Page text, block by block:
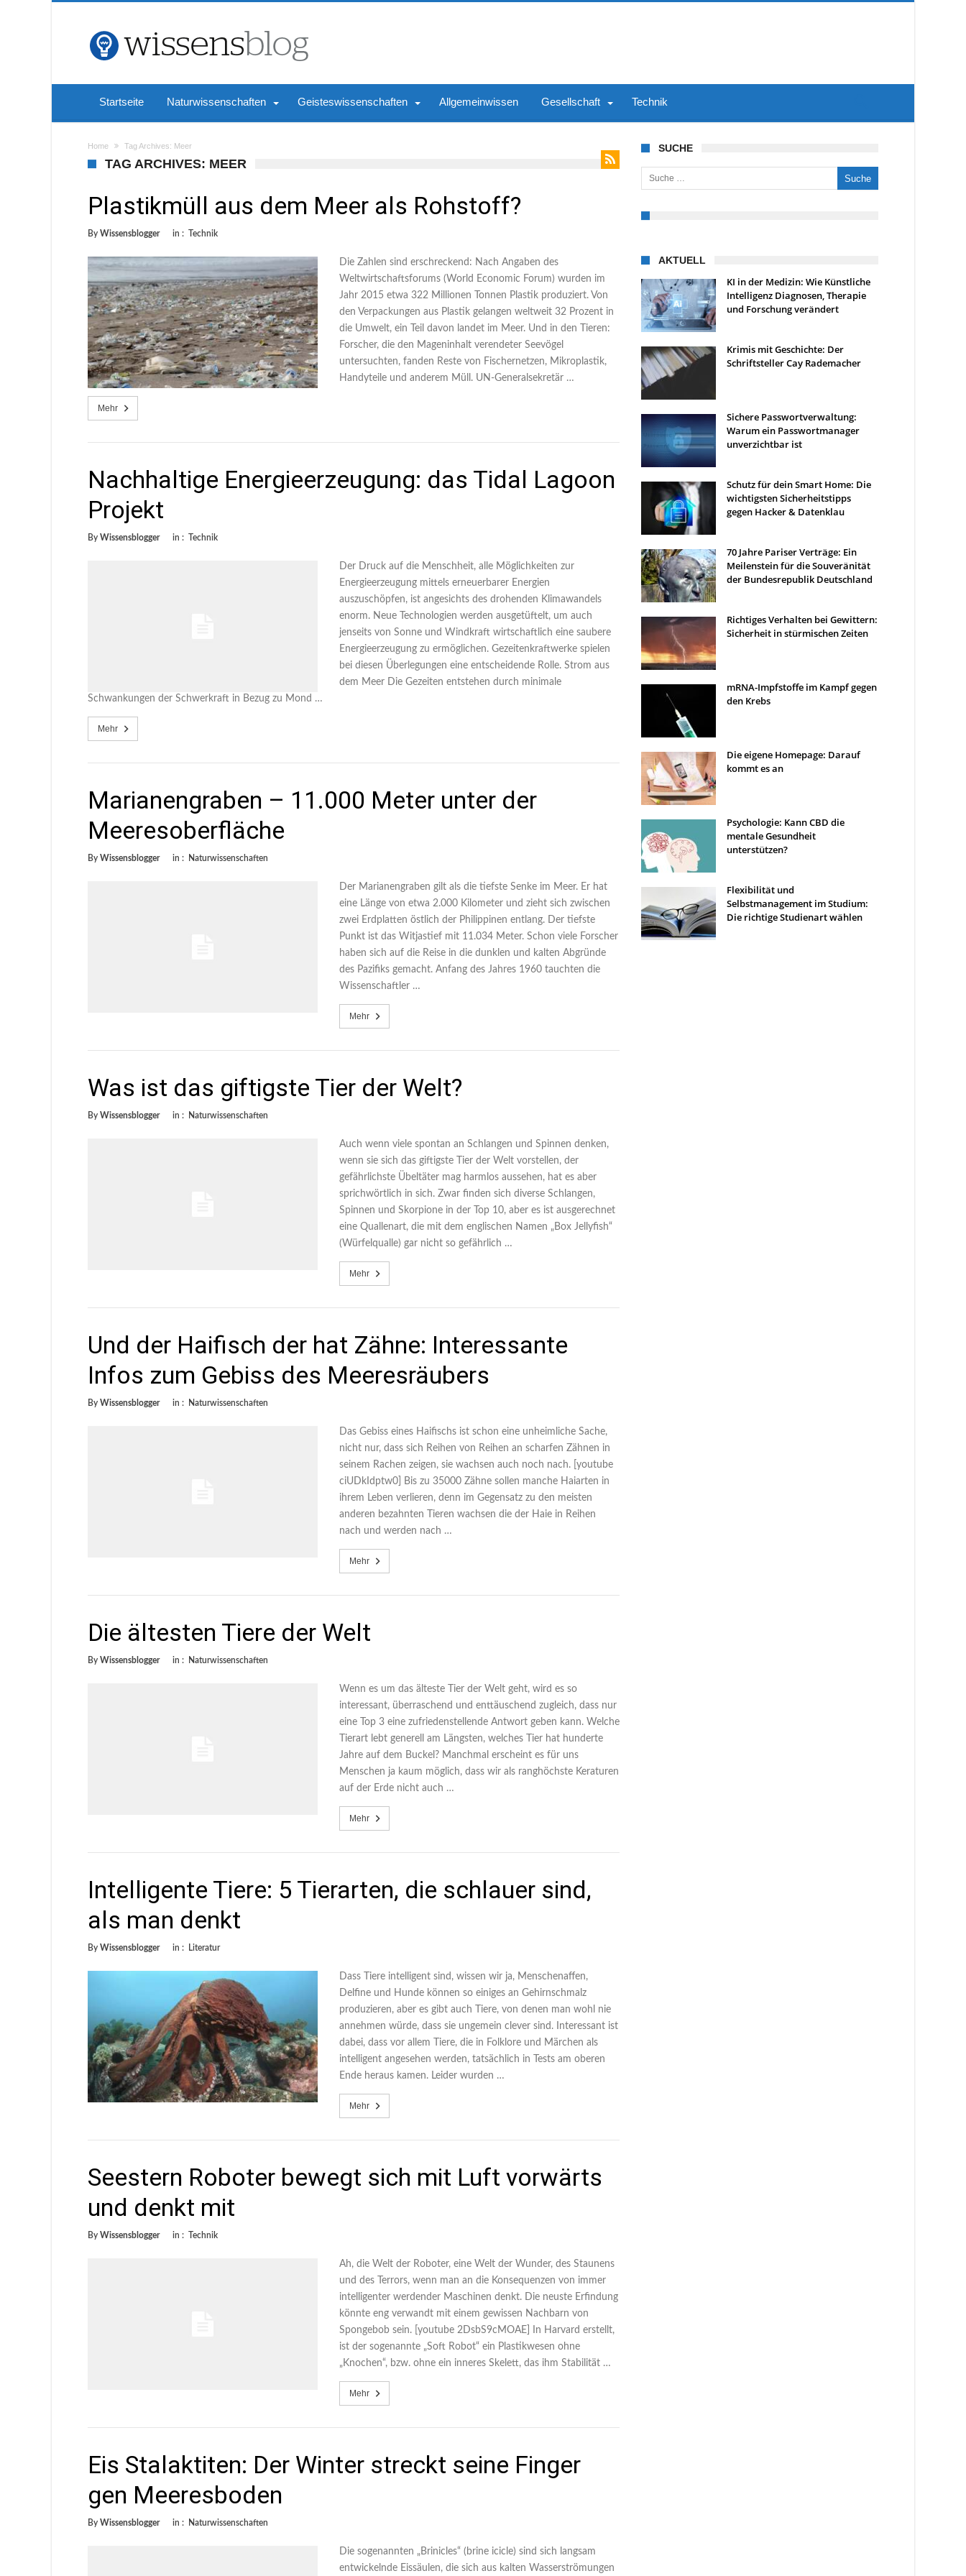
Startseite Naturwissenschaften Geisteswissenschaften Allgemeinwissen Gesellschaft Technik
Home Tag Archives: Meer
TAG ARCHIVES: MEER
Plastikmüll aus dem Meer als Rohstoff?
By Wissensblogger in : Technik
Die Zahlen sind erschreckend: Nach Angaben des
Weltwirtschaftsforums (World Economic Forum) wurden im
Jahr 2015 etwa 322 Millionen Tonnen Plastik produziert. Von
den Verpackungen aus Plastik gelangen weltweit 32 Prozent in
die Umwelt, ein Teil davon landet im Meer. Und in den Tieren:
Forscher, die den Mageninhalt verendeter Seevögel
untersuchten, fanden Reste von Fischernetzen, Mikroplastik,
Handyteile und anderem Müll. UN-Generalsekretär …
Mehr
Nachhaltige Energieerzeugung: das Tidal Lagoon
Projekt
By Wissensblogger in : Technik
Der Druck auf die Menschheit, alle Möglichkeiten zur
Energieerzeugung mittels erneuerbarer Energien
auszuschöpfen, ist angesichts des drohenden Klimawandels
enorm. Neue Technologien werden ausgetüftelt, um auch
jenseits von Sonne und Windkraft wirtschaftlich eine saubere
Energieerzeugung zu ermöglichen. Gezeitenkraftwerke spielen
bei diesen Überlegungen eine entscheidende Rolle. Strom aus
dem Meer Die Gezeiten entstehen durch minimale
Schwankungen der Schwerkraft in Bezug zu Mond …
Mehr
Marianengraben – 11.000 Meter unter der
Meeresoberfläche
By Wissensblogger in : Naturwissenschaften
Der Marianengraben gilt als die tiefste Senke im Meer. Er hat
eine Länge von etwa 2.000 Kilometer und zieht sich zwischen
zwei Erdplatten östlich der Philippinen entlang. Der tiefste
Punkt ist das Witjastief mit 11.034 Meter. Schon viele Forscher
haben sich auf die Reise in die dunklen und kalten Abgründe
des Pazifiks gemacht. Anfang des Jahres 1960 tauchten die
Wissenschaftler …
Mehr
Was ist das giftigste Tier der Welt?
By Wissensblogger in : Naturwissenschaften
Auch wenn viele spontan an Schlangen und Spinnen denken,
wenn sie sich das giftigste Tier der Welt vorstellen, der
gefährlichste Übeltäter mag harmlos aussehen, hat es aber
sprichwörtlich in sich. Zwar finden sich diverse Schlangen,
Spinnen und Skorpione in der Top 10, aber es ist ausgerechnet
eine Quallenart, die mit dem englischen Namen „Box Jellyfish“
(Würfelqualle) gar nicht so gefährlich …
Mehr
Und der Haifisch der hat Zähne: Interessante
Infos zum Gebiss des Meeresräubers
By Wissensblogger in : Naturwissenschaften
Das Gebiss eines Haifischs ist schon eine unheimliche Sache,
nicht nur, dass sich Reihen von Reihen an scharfen Zähnen in
seinem Rachen zeigen, sie wachsen auch noch nach. [youtube
ciUDkIdptw0] Bis zu 35000 Zähne sollen manche Haiarten in
ihrem Leben verlieren, denn im Gegensatz zu den meisten
anderen bezahnten Tieren wachsen die der Haie in Reihen
nach und werden nach …
Mehr
Die ältesten Tiere der Welt
By Wissensblogger in : Naturwissenschaften
Wenn es um das älteste Tier der Welt geht, wird es so
interessant, überraschend und enttäuschend zugleich, dass nur
eine Top 3 eine zufriedenstellende Antwort geben kann. Welche
Tierart lebt generell am Längsten, welches Tier hat hunderte
Jahre auf dem Buckel? Manchmal erscheint es für uns
Menschen ja kaum möglich, dass wir als ranghöchste Keraturen
auf der Erde nicht auch …
Mehr
Intelligente Tiere: 5 Tierarten, die schlauer sind,
als man denkt
By Wissensblogger in : Literatur
Dass Tiere intelligent sind, wissen wir ja, Menschenaffen,
Delfine und Hunde können so einiges an Gehirnschmalz
produzieren, aber es gibt auch Tiere, von denen man wohl nie
annehmen würde, dass sie ungemein clever sind. Interessant ist
dabei, dass vor allem Tiere, die in Folklore und Märchen als
intelligent angesehen werden, tatsächlich in Tests am oberen
Ende heraus kamen. Leider wurden …
Mehr
Seestern Roboter bewegt sich mit Luft vorwärts
und denkt mit
By Wissensblogger in : Technik
Ah, die Welt der Roboter, eine Welt der Wunder, des Staunens
und des Terrors, wenn man an die Konsequenzen von immer
intelligenter werdender Maschinen denkt. Die neuste Erfindung
könnte eng verwandt mit einem gewissen Nachbarn von
Spongebob sein. [youtube 2DsbS9cMOAE] In Harvard erstellt,
ist der sogenannte „Soft Robot“ ein Plastikwesen ohne
„Knochen“, bzw. ohne ein inneres Skelett, das ihm Stabilität …
Mehr
Eis Stalaktiten: Der Winter streckt seine Finger
gen Meeresboden
By Wissensblogger in : Naturwissenschaften
Die sogenannten „Brinicles“ (brine icicle) sind sich langsam
entwickelnde Eissäulen, die sich aus kalten Wasserströmungen
SUCHE
Suche nach:
AKTUELL
KI in der Medizin: Wie Künstliche
Intelligenz Diagnosen, Therapie
und Forschung verändert
Krimis mit Geschichte: Der
Schriftsteller Cay Rademacher
Sichere Passwortverwaltung:
Warum ein Passwortmanager
unverzichtbar ist
Schutz für dein Smart Home: Die
wichtigsten Sicherheitstipps
gegen Hacker & Datenklau
70 Jahre Pariser Verträge: Ein
Meilenstein für die Souveränität
der Bundesrepublik Deutschland
Richtiges Verhalten bei Gewittern:
Sicherheit in stürmischen Zeiten
mRNA-Impfstoffe im Kampf gegen
den Krebs
Die eigene Homepage: Darauf
kommt es an
Psychologie: Kann CBD die
mentale Gesundheit
unterstützen?
Flexibilität und
Selbstmanagement im Studium:
Die richtige Studienart wählen